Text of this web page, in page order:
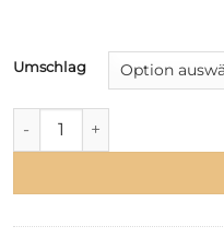
Umschlag
Bienen-Weihnachtskarte